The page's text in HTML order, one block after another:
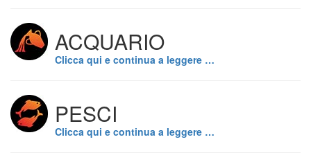
ACQUARIO
Clicca qui e continua a leggere …
PESCI
Clicca qui e continua a leggere …